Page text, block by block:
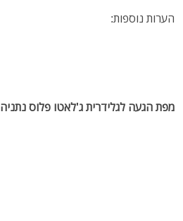
הערות נוספות:
מפת הגעה לגלידרית ג'לאטו פלוס נתניה